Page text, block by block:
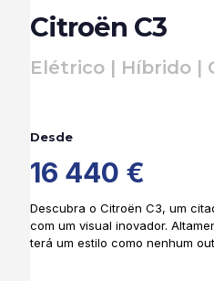
Citroën C3
Elétrico | Híbrido |
Desde
16 440 €
Descubra o Citroën C3, um
com um visual inovador.
terá um estilo como nenhum